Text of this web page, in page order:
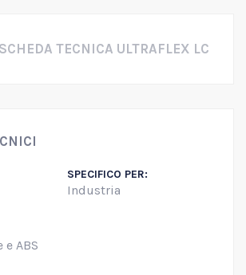
TECNICA ULTRAFLEX LC
SPECIFICO PER:
Industria
ABS